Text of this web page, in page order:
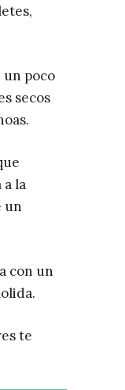
un poco
secos
a la
un
con un
te